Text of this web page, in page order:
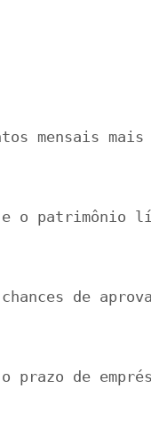
mensais
o patrimônio
de
prazo de